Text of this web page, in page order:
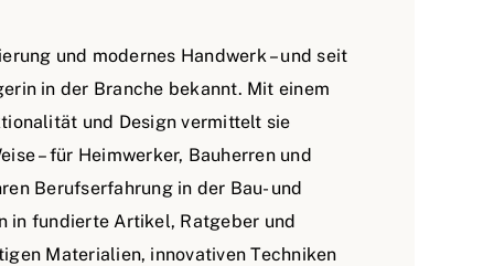
und modernes Handwerk – und seit
in der Branche bekannt. Mit einem
und Design vermittelt sie
– für Heimwerker, Bauherren und
Berufserfahrung in der Bau- und
in fundierte Artikel, Ratgeber und
Materialien, innovativen Techniken